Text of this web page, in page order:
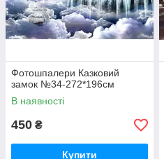
Фотошпалери Казковий
замок №34-272*196см
В наявності
450 ₴
Купити